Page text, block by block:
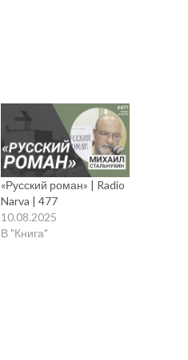
«Русский роман» | Radio
Narva | 477
10.08.2025
В "Книга"